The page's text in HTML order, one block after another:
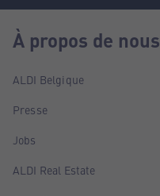
À propos de nous
ALDI Belgique
Presse
Jobs
ALDI Real Estate